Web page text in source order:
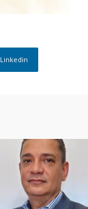
Linkedin